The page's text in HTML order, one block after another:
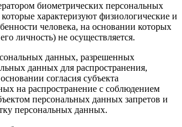
биометрических персональных
характеризуют физиологические и
человека, на основании которых
личность) не осуществляется.
данных, разрешенных
данных для распространения,
согласия субъекта
на распространение с соблюдением
персональных данных запретов и
персональных данных.